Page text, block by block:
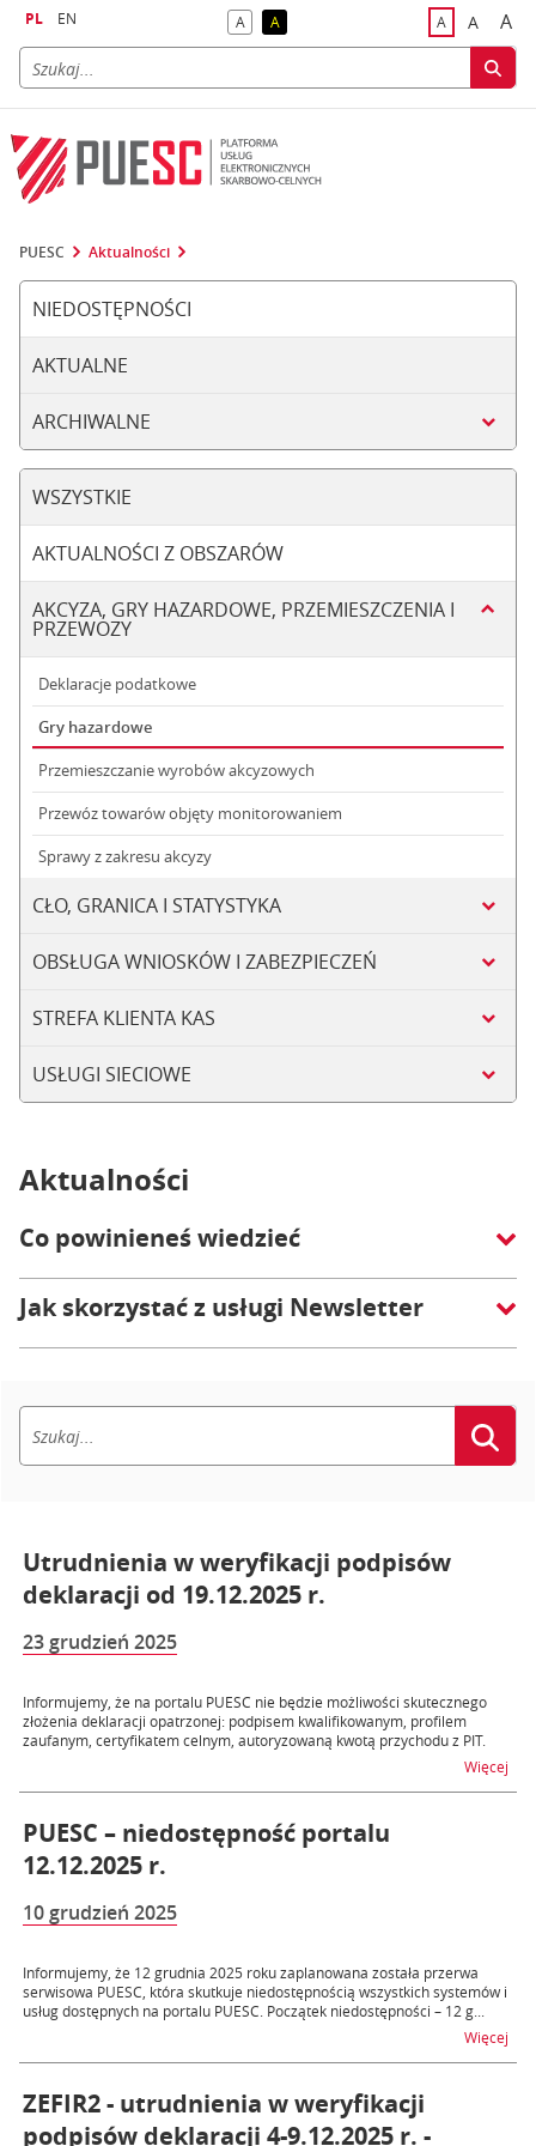
PL EN Akontrast domyślny
Akontrast żółty tekst na czarnym tle
Adomyślna
A A
PUESC Aktualności
NIEDOSTĘPNOŚCI
AKTUALNE
ARCHIWALNE
WSZYSTKIE
AKTUALNOŚCI Z OBSZARÓW
AKCYZA, GRY HAZARDOWE, PRZEMIESZCZENIA I
PRZEWOZY
Deklaracje podatkowe
Gry hazardowe
Przemieszczanie wyrobów akcyzowych
Przewóz towarów objęty monitorowaniem
Sprawy z zakresu akcyzy
CŁO, GRANICA I STATYSTYKA
OBSŁUGA WNIOSKÓW I ZABEZPIECZEŃ
STREFA KLIENTA KAS
USŁUGI SIECIOWE
Aktualności
Co powinieneś wiedzieć
Jak skorzystać z usługi Newsletter
Utrudnienia w weryfikacji podpisów
deklaracji od 19.12.2025 r.
23 grudzień 2025
Informujemy, że na portalu PUESC nie będzie możliwości skutecznego
złożenia deklaracji opatrzonej: podpisem kwalifikowanym, profilem
zaufanym, certyfikatem celnym, autoryzowaną kwotą przychodu z PIT.
Więcej
PUESC – niedostępność portalu
12.12.2025 r.
10 grudzień 2025
Informujemy, że 12 grudnia 2025 roku zaplanowana została przerwa
serwisowa PUESC, która skutkuje niedostępnością wszystkich systemów i
usług dostępnych na portalu PUESC. Początek niedostępności – 12 g...
Więcej
ZEFIR2 - utrudnienia w weryfikacji
podpisów deklaracji 4-9.12.2025 r. -